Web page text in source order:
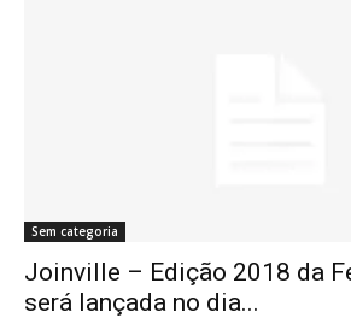
Sem categoria
Joinville – Edição 2018 da
será lançada no dia...